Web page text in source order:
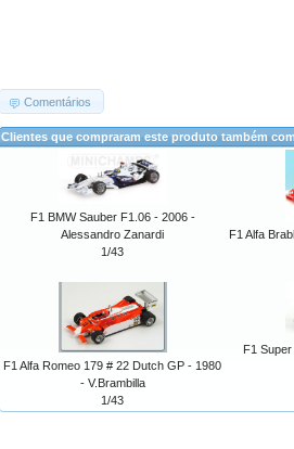
Comentários
Clientes que compraram este produto também
F1 BMW Sauber F1.06 - 2006 -
Alessandro Zanardi
1/43
F1 Alfa
F1 Alfa Romeo 179 # 22 Dutch GP - 1980
- V.Brambilla
1/43
F1